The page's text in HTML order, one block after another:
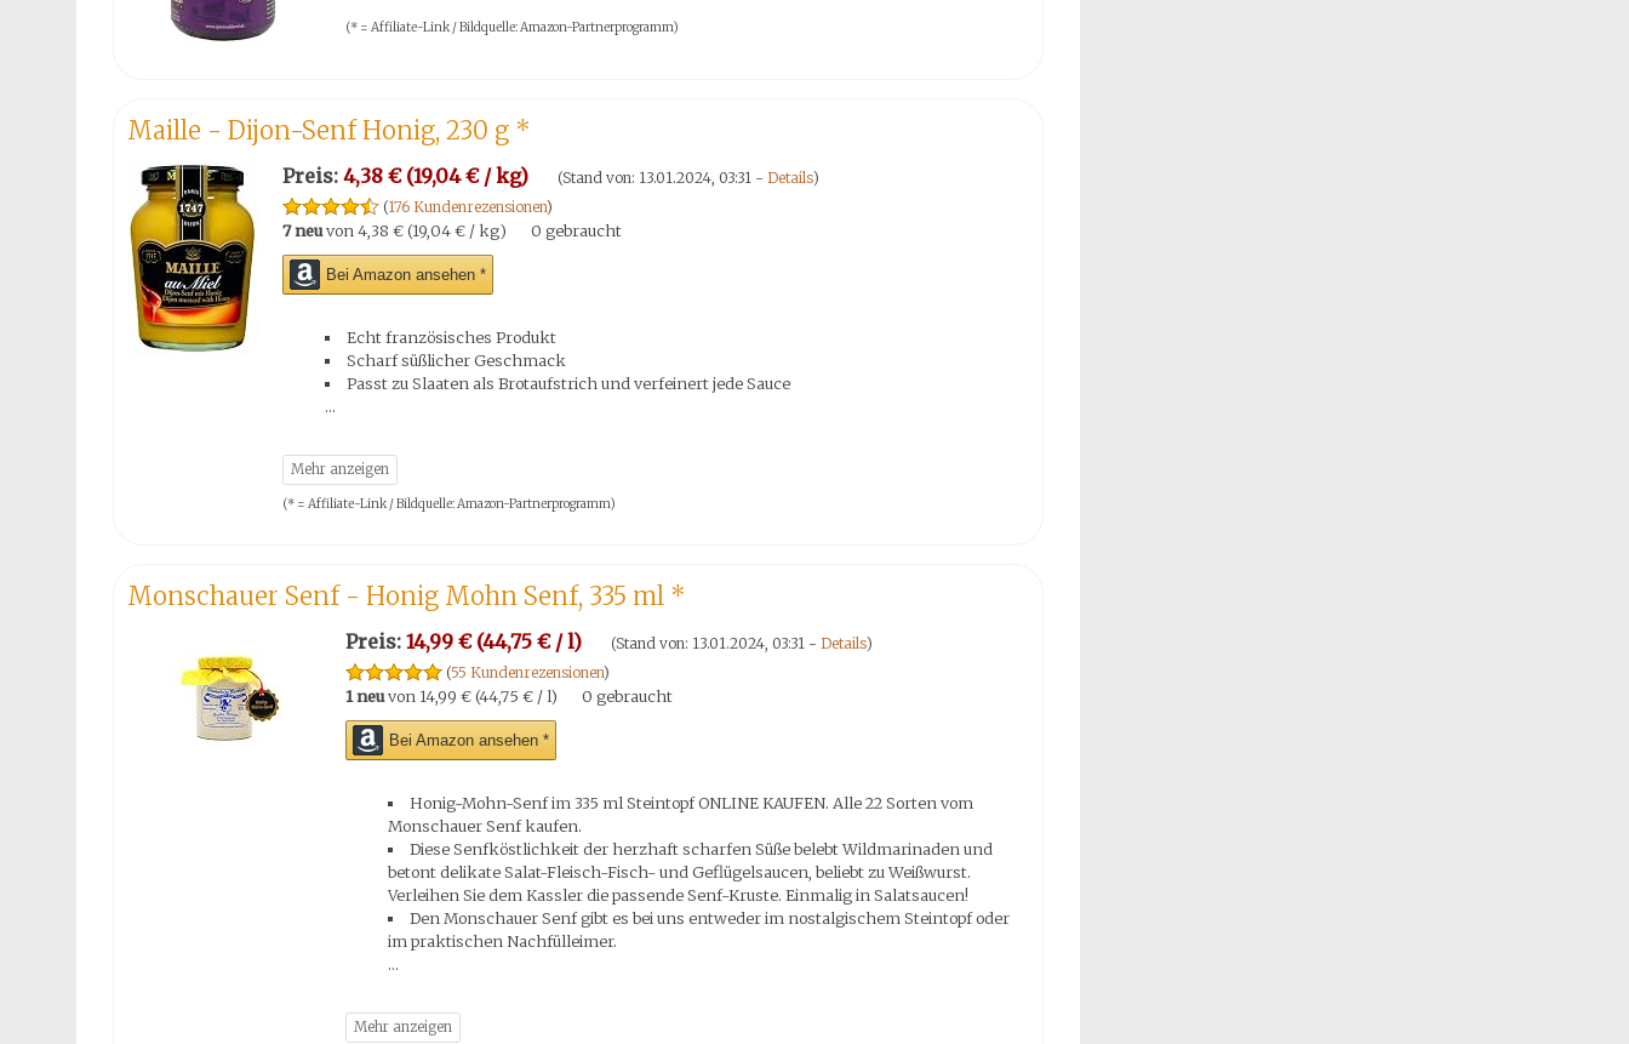
(* = Affiliate-Link / Bildquelle: Amazon-Partnerprogramm)
Maille - Dijon-Senf Honig, 230 g *
Preis: 4,38 € (19,04 € / kg) (Stand von: 13.01.2024, 03:31 - Details)
(176 Kundenrezensionen)
7 neuvon 4,38 € (19,04 € / kg) 0 gebraucht
Bei Amazon ansehen *
Echt französisches Produkt
Scharf süßlicher Geschmack
Passt zu Slaaten als Brotaufstrich und verfeinert jede Sauce
(* = Affiliate-Link / Bildquelle: Amazon-Partnerprogramm)
Monschauer Senf - Honig Mohn Senf, 335 ml *
Preis: 14,99 € (44,75 € / l) (Stand von: 13.01.2024, 03:31 - Details)
(55 Kundenrezensionen)
1 neuvon 14,99 € (44,75 € / l) 0 gebraucht
Bei Amazon ansehen *
Honig-Mohn-Senf im 335 ml Steintopf ONLINE KAUFEN. Alle 22 Sorten vom
Monschauer Senf kaufen.
Diese Senfköstlichkeit der herzhaft scharfen Süße belebt Wildmarinaden und
betont delikate Salat-Fleisch-Fisch- und Geflügelsaucen, beliebt zu Weißwurst.
Verleihen Sie dem Kassler die passende Senf-Kruste. Einmalig in Salatsaucen!
Den Monschauer Senf gibt es bei uns entweder im nostalgischem Steintopf oder
im praktischen Nachfülleimer.